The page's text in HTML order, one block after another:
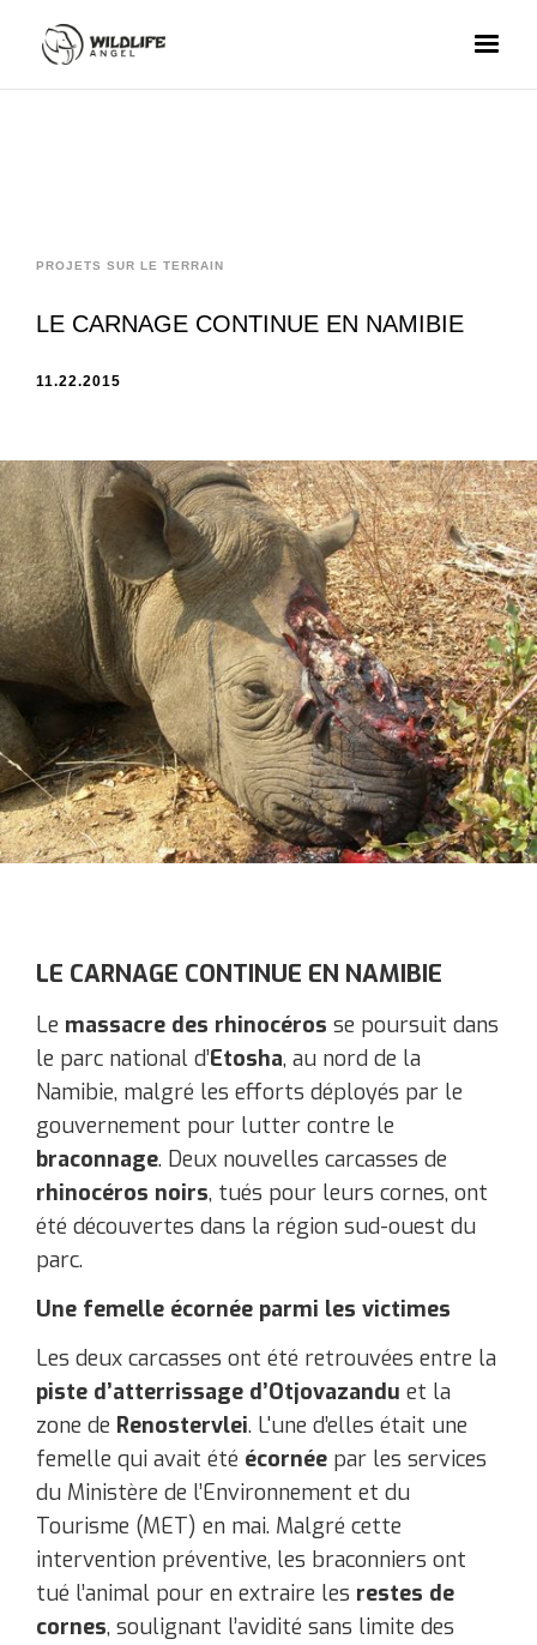
PROJETS SUR LE TERRAIN
LE CARNAGE CONTINUE EN NAMIBIE
11.22.2015
LE CARNAGE CONTINUE EN NAMIBIE
Le massacre des rhinocéros se poursuit dans
le parc national d’Etosha, au nord de la
Namibie, malgré les efforts déployés par le
gouvernement pour lutter contre le
braconnage. Deux nouvelles carcasses de
rhinocéros noirs, tués pour leurs cornes, ont
été découvertes dans la région sud-ouest du
parc.
Une femelle écornée parmi les victimes
Les deux carcasses ont été retrouvées entre la
piste d’atterrissage d’Otjovazandu et la
zone de Renostervlei. L'une d’elles était une
femelle qui avait été écornée par les services
du Ministère de l’Environnement et du
Tourisme (MET) en mai. Malgré cette
intervention préventive, les braconniers ont
tué l’animal pour en extraire les restes de
cornes, soulignant l’avidité sans limite des